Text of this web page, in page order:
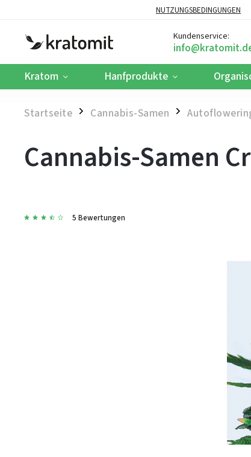
NUTZUNGSBEDINGUNGEN
Kundenservice:
Kratom Hanfprodukte
Startseite / Cannabis-Samen /
Cannabis-Samen
5 Bewertungen